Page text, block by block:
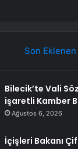
Son Eklenen
Bilecik’te Vali
işaretli Kamber
Ağustos 6, 2026
İçişleri Bakanı